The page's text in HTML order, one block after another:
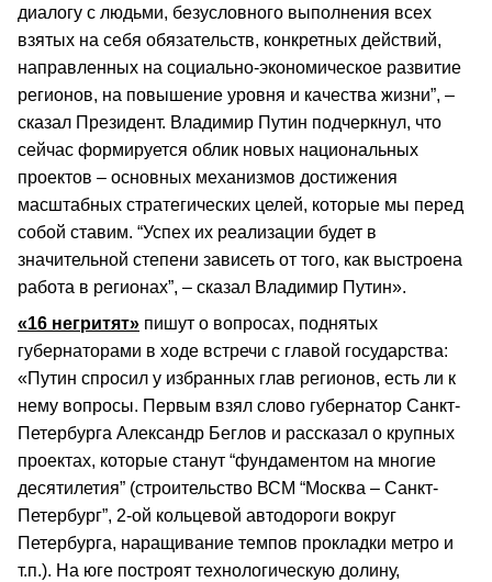
диалогу с людьми, безусловного выполнения всех
взятых на себя обязательств, конкретных действий,
направленных на социально-экономическое развитие
регионов, на повышение уровня и качества жизни”, –
сказал Президент. Владимир Путин подчеркнул, что
сейчас формируется облик новых национальных
проектов – основных механизмов достижения
масштабных стратегических целей, которые мы перед
собой ставим. “Успех их реализации будет в
значительной степени зависеть от того, как выстроена
работа в регионах”, – сказал Владимир Путин».
«16 негритят» пишут о вопросах, поднятых
губернаторами в ходе встречи с главой государства:
«Путин спросил у избранных глав регионов, есть ли к
нему вопросы. Первым взял слово губернатор Санкт-
Петербурга Александр Беглов и рассказал о крупных
проектах, которые станут “фундаментом на многие
десятилетия” (строительство ВСМ “Москва – Санкт-
Петербург”, 2-ой кольцевой автодороги вокруг
Петербурга, наращивание темпов прокладки метро и
т.п.). На юге построят технологическую долину,